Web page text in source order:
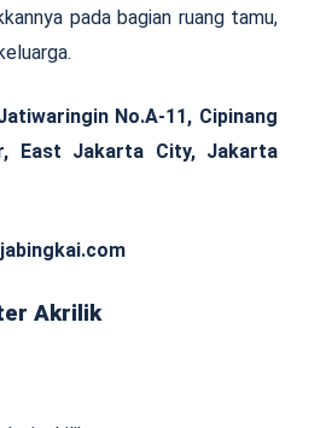
pada bagian ruang tamu,
No.A-11, Cipinang
East Jakarta City, Jakarta
Akrilik